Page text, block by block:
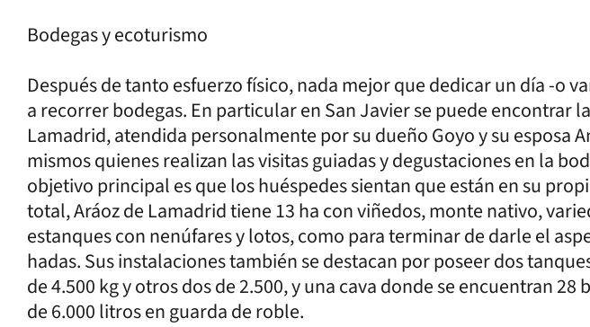
Bodegas y ecoturismo
Después de tanto esfuerzo físico, nada mejor que dedicar un día -o
a recorrer bodegas. En particular en San Javier se puede encontrar
Lamadrid, atendida personalmente por su dueño Goyo y su esposa
mismos quienes realizan las visitas guiadas y degustaciones en la
objetivo principal es que los huéspedes sientan que están en su
total, Aráoz de Lamadrid tiene 13 ha con viñedos, monte nativo,
estanques con nenúfares y lotos, como para terminar de darle el
hadas. Sus instalaciones también se destacan por poseer dos
de 4.500 kg y otros dos de 2.500, y una cava donde se encuentran 28
de 6.000 litros en guarda de roble.